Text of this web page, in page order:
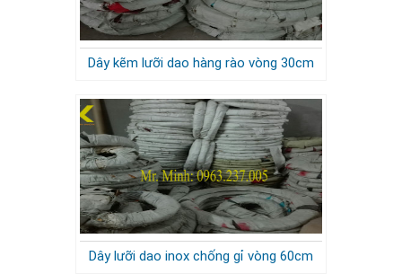
Dây kẽm lưỡi dao hàng rào vòng 30cm
Dây lưỡi dao inox chống gỉ vòng 60cm